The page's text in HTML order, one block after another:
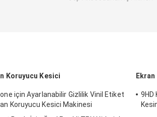
Koruyucu Kesici
için Ayarlanabilir Gizlilik Vinil Etiket
Koruyucu Kesici Makinesi
9HD